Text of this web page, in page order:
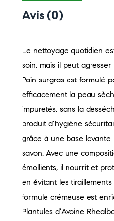
Avis (0)
Le nettoyage quotidien
soin, mais il peut
Pain surgras est formulé
efficacement la peau
impuretés, sans la
produit d’hygiène
grâce à une base
savon. Avec une
émollients, il nourrit et
en évitant les
formule crémeuse est
Plantules d’Avoine